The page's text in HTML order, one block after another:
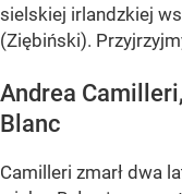
sielskiej irlandzkiej
(Ziębiński).
Andrea
Blanc
Camilleri zmarł dwa